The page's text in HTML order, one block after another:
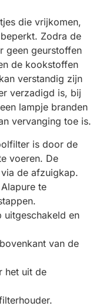
die vrijkomen,
Zodra de
geen geurstoffen
de kookstoffen
verstandig zijn
verzadigd is, bij
lampje branden
vervanging toe is.
is door de
voeren. De
de afzuigkap.
te
en
van de
uit de